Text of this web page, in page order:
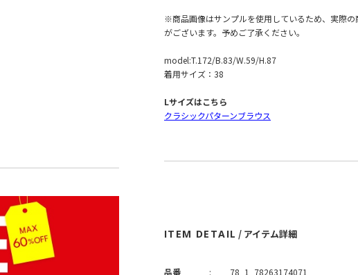
※商品画像はサンプルを使用しているため、実際
がございます。予めご了承ください。
model:T.172/B.83/W.59/H.87
着用サイズ：38
Lサイズはこちら
クラシックパターンブラウス
ITEM DETAIL / アイテム詳細
品番 :
78_1_78263174071